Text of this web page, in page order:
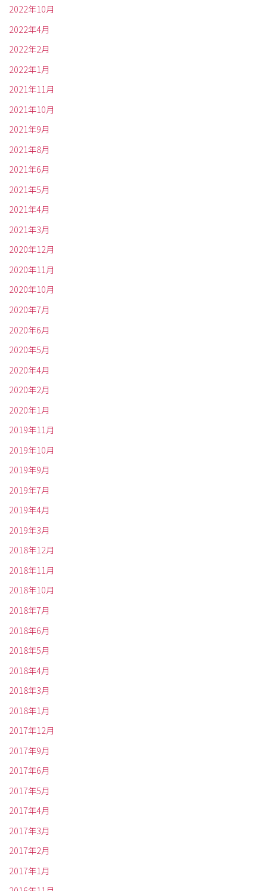
2022年10月
2022年4月
2022年2月
2022年1月
2021年11月
2021年10月
2021年9月
2021年8月
2021年6月
2021年5月
2021年4月
2021年3月
2020年12月
2020年11月
2020年10月
2020年7月
2020年6月
2020年5月
2020年4月
2020年2月
2020年1月
2019年11月
2019年10月
2019年9月
2019年7月
2019年4月
2019年3月
2018年12月
2018年11月
2018年10月
2018年7月
2018年6月
2018年5月
2018年4月
2018年3月
2018年1月
2017年12月
2017年9月
2017年6月
2017年5月
2017年4月
2017年3月
2017年2月
2017年1月